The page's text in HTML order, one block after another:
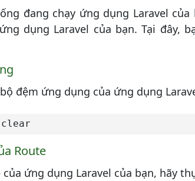
đang chạy ứng dụng Laravel
dụng Laravel của bạn. Tại đây,
đệm ứng dụng của ứng dụng
Route
ứng dụng Laravel của bạn, hãy